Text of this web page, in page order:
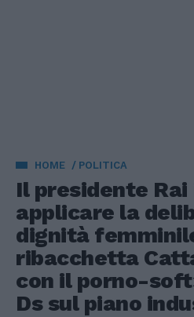
HOME POLITICA
Il presidente
applicare la
dignità
ribacchetta
con il porno-
Ds sul piano